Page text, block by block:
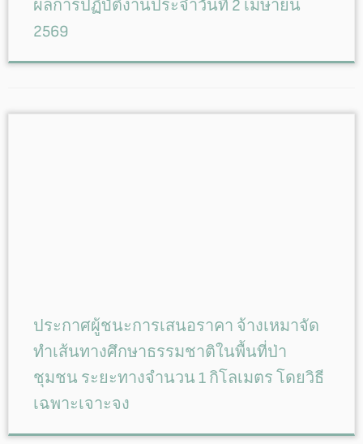
ผลการปฏิบัติงานประจำวันที่ 2 เมษายน
2569
ประกาศผู้ชนะการเสนอราคา จ้างเหมาจัด
ทำเส้นทางศึกษาธรรมชาติในพื้นที่ป่า
ชุมชน ระยะทางจำนวน 1 กิโลเมตร โดยวิธี
เฉพาะเจาะจง